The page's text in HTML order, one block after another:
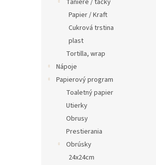
Taniere / tácky
Papier / Kraft
Cukrová trstina
plast
Tortilla, wrap
Nápoje
Papierový program
Toaletný papier
Utierky
Obrusy
Prestierania
Obrúsky
24x24cm